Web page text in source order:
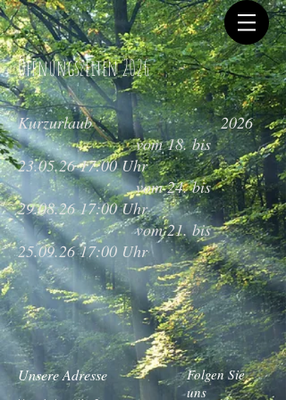
Öffnungszeiten 2026
Kurzurlaub 2026
vom 18. bis
23.05.26 17:00 Uhr
vom 24. bis
29.08.26 17:00 Uhr
vom 21. bis
25.09.26 17:00 Uhr
Folgen Sie
uns
Unsere Adresse